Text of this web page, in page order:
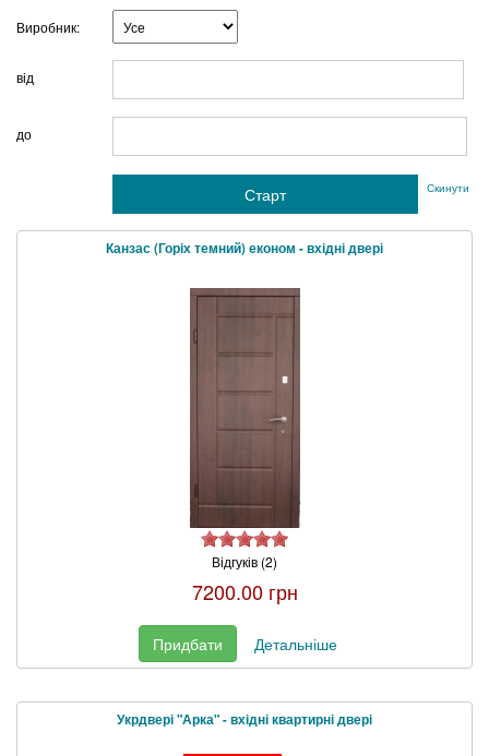
Виробник:
від
до
Скинути
Канзас (Горіх темний) економ - вхідні двері
Відгуків (2)
7200.00 грн
Придбати Детальніше
Укрдвері "Арка" - вхідні квартирні двері